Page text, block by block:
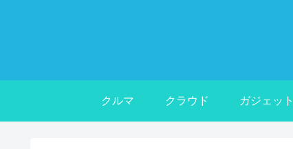
クルマ クラウド ガジェット